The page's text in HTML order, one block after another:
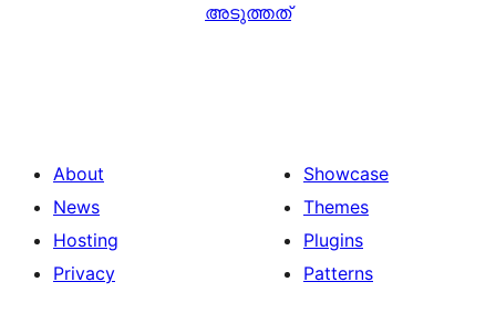
അടുത്തത്
About
News
Hosting
Privacy
Showcase
Themes
Plugins
Patterns